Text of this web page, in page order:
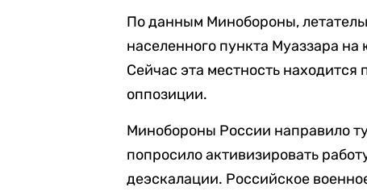
По данным Минобороны,
населенного пункта Муаззара
Сейчас эта местность
оппозиции.
Минобороны России направило
попросило активизировать
деэскалации. Российское